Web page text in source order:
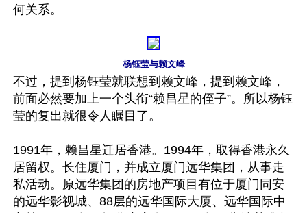
何关系。
杨钰莹与赖文峰
不过，提到杨钰莹就联想到赖文峰，提到赖文峰，
前面必然要加上一个头衔“赖昌星的侄子”。所以杨钰
莹的复出就很令人瞩目了。
1991年，赖昌星迁居香港。1994年，取得香港永久
居留权。长住厦门，并成立厦门远华集团，从事走
私活动。原远华集团的房地产项目有位于厦门同安
的远华影视城、88层的远华国际大厦、远华国际中